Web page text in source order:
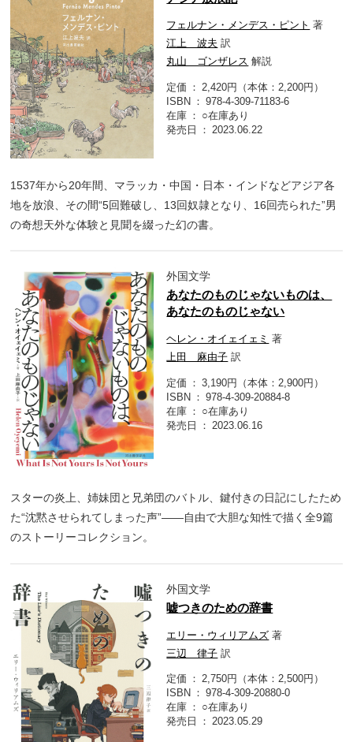
フェルナン・メンデス・ピント 著
江上 波夫 訳
丸山 ゴンザレス 解説
定価
2,420円（本体：2,200円）
ISBN
978-4-309-71183-6
在庫
○在庫あり
発売日
2023.06.22
1537年から20年間、マラッカ・中国・日本・インドなどアジア各
地を放浪、その間“5回難破し、13回奴隷となり、16回売られた”男
の奇想天外な体験と見聞を綴った幻の書。
外国文学
あなたのものじゃないものは、
あなたのものじゃない
ヘレン・オイェイェミ 著
上田 麻由子 訳
定価
3,190円（本体：2,900円）
ISBN
978-4-309-20884-8
在庫
○在庫あり
発売日
2023.06.16
スターの炎上、姉妹団と兄弟団のバトル、鍵付きの日記にしたため
た“沈黙させられてしまった声”――自由で大胆な知性で描く全9篇
のストーリーコレクション。
外国文学
嘘つきのための辞書
エリー・ウィリアムズ 著
三辺 律子 訳
定価
2,750円（本体：2,500円）
ISBN
978-4-309-20880-0
在庫
○在庫あり
発売日
2023.05.29